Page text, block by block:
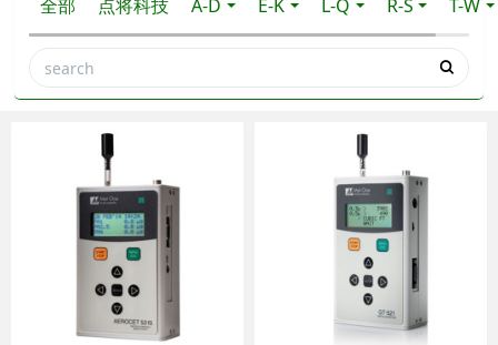
全部 点将科技 A-D E-K L-Q R-S T-W